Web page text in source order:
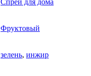
Фруктовый
зелень, инжир